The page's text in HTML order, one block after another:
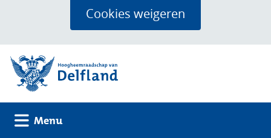
worden
toegestaan
Cookies weigeren
(naar homepage)
MenuUitklappen